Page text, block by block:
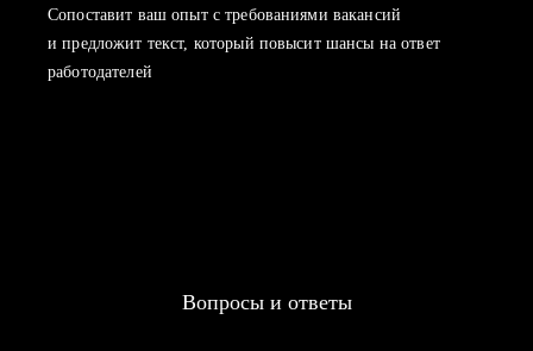
Сопоставит ваш опыт с требованиями вакансий
и предложит текст, который повысит шансы на ответ
работодателей
Вопросы и ответы